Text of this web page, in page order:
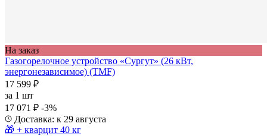
На заказ
Газогорелочное устройство «Сургут» (26 кВт,
энергонезависимое) (TMF)
17 599 ₽
за 1 шт
17 071 ₽ -3%
Доставка: к 29 августа
🎁 + кварцит 40 кг